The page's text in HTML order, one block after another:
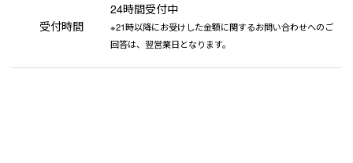
受付時間
24時間受付中
※21時以降にお受けした金額に関するお問い合わせへのご
回答は、翌営業日となります。